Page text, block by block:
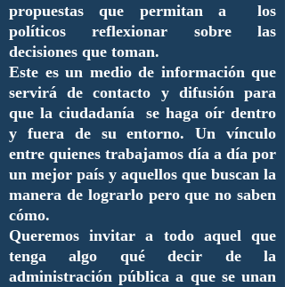
propuestas que permitan a los
políticos reflexionar sobre las
decisiones que toman.
Este es un medio de información que
servirá de contacto y difusión para
que la ciudadanía se haga oír dentro
y fuera de su entorno. Un vínculo
entre quienes trabajamos día a día por
un mejor país y aquellos que buscan la
manera de lograrlo pero que no saben
cómo.
Queremos invitar a todo aquel que
tenga algo qué decir de la
administración pública a que se unan